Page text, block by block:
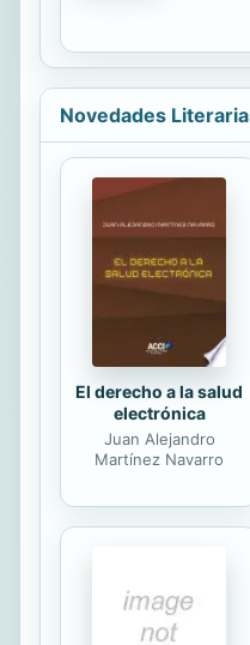
como
y la vida
Novedades
El derecho a la salud
electrónica
Juan Alejandro
Martínez Navarro